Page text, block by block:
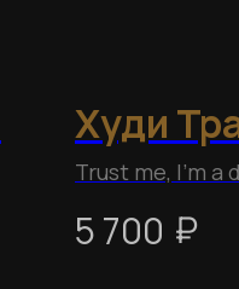
Худи
Trust me, I'm a
5 700 ₽